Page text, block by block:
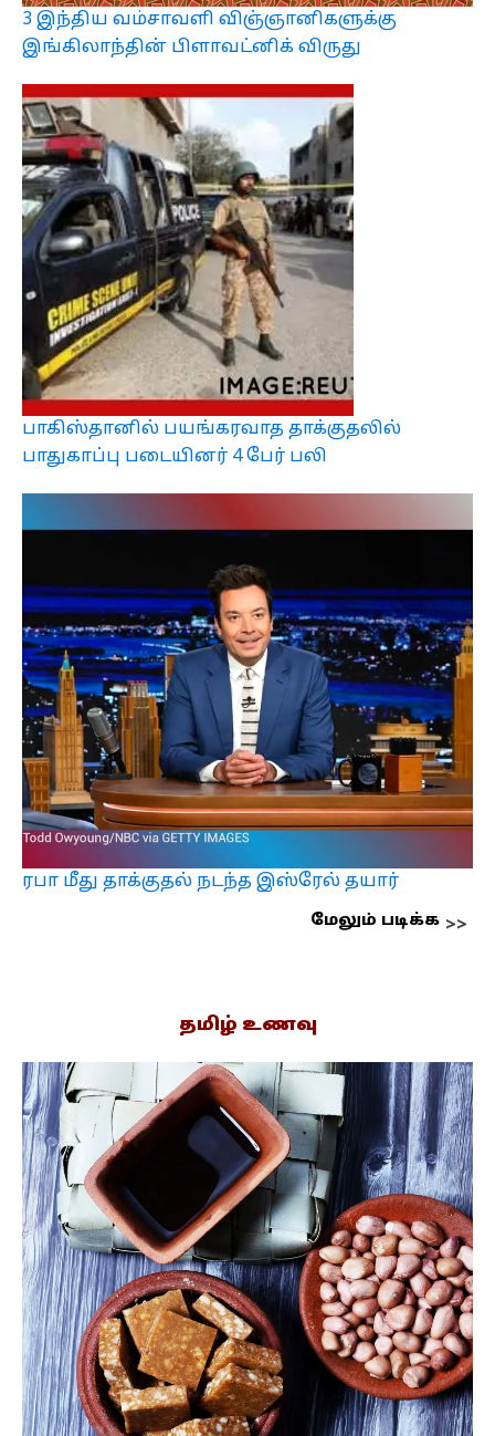
3 இந்திய வம்சாவளி விஞ்ஞானிகளுக்கு
இங்கிலாந்தின் பிளாவட்னிக் விருது
பாகிஸ்தானில் பயங்கரவாத தாக்குதலில்
பாதுகாப்பு படையினர் 4 பேர் பலி
ரபா மீது தாக்குதல் நடந்த இஸ்ரேல் தயார்
மேலும் படிக்க
தமிழ் உணவு